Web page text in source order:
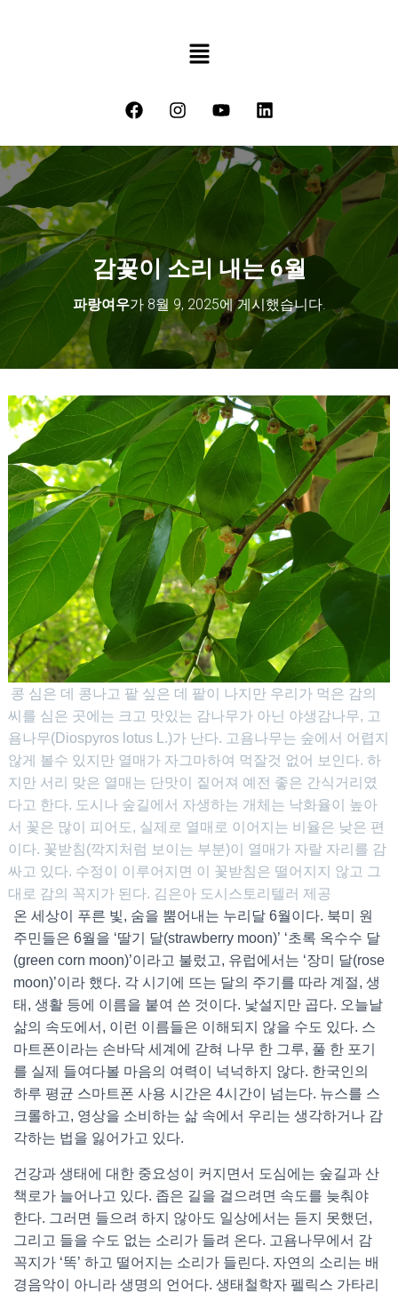
감꽃이 소리 내는 6월
파랑여우가 8월 9, 2025에 게시했습니다.
콩 심은 데 콩나고 팥 싶은 데 팥이 나지만 우리가 먹은 감의
씨를 심은 곳에는 크고 맛있는 감나무가 아닌 야생감나무, 고
욤나무(Diospyros lotus L.)가 난다. 고욤나무는 숲에서 어렵지
않게 볼수 있지만 열매가 자그마하여 먹잘것 없어 보인다. 하
지만 서리 맞은 열매는 단맛이 짙어져 예전 좋은 간식거리였
다고 한다. 도시나 숲길에서 자생하는 개체는 낙화율이 높아
서 꽃은 많이 피어도, 실제로 열매로 이어지는 비율은 낮은 편
이다. 꽃받침(깍지처럼 보이는 부분)이 열매가 자랄 자리를 감
싸고 있다. 수정이 이루어지면 이 꽃받침은 떨어지지 않고 그
대로 감의 꼭지가 된다. 김은아 도시스토리텔러 제공
온 세상이 푸른 빛, 숨을 뿜어내는 누리달 6월이다. 북미 원
주민들은 6월을 ‘딸기 달(strawberry moon)’ ‘초록 옥수수 달
(green corn moon)’이라고 불렀고, 유럽에서는 ‘장미 달(rose
moon)’이라 했다. 각 시기에 뜨는 달의 주기를 따라 계절, 생
태, 생활 등에 이름을 붙여 쓴 것이다. 낯설지만 곱다. 오늘날
삶의 속도에서, 이런 이름들은 이해되지 않을 수도 있다. 스
마트폰이라는 손바닥 세계에 갇혀 나무 한 그루, 풀 한 포기
를 실제 들여다볼 마음의 여력이 넉넉하지 않다. 한국인의
하루 평균 스마트폰 사용 시간은 4시간이 넘는다. 뉴스를 스
크롤하고, 영상을 소비하는 삶 속에서 우리는 생각하거나 감
각하는 법을 잃어가고 있다.
건강과 생태에 대한 중요성이 커지면서 도심에는 숲길과 산
책로가 늘어나고 있다. 좁은 길을 걸으려면 속도를 늦춰야
한다. 그러면 들으려 하지 않아도 일상에서는 듣지 못했던,
그리고 들을 수도 없는 소리가 들려 온다. 고욤나무에서 감
꼭지가 ‘똑’ 하고 떨어지는 소리가 들린다. 자연의 소리는 배
경음악이 아니라 생명의 언어다. 생태철학자 펠릭스 가타리